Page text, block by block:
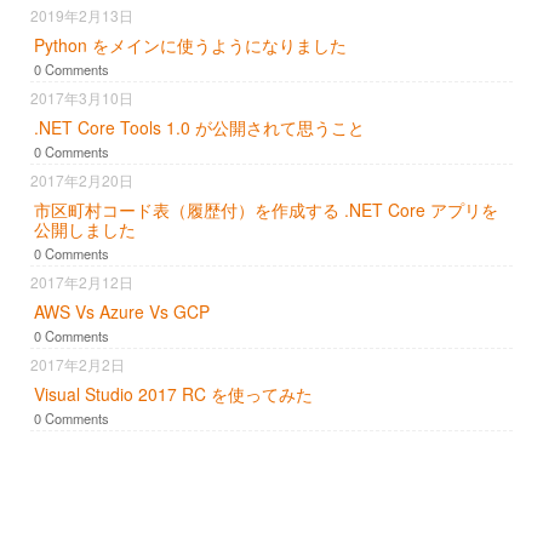
2019年2月13日
Python をメインに使うようになりました
0 Comments
2017年3月10日
.NET Core Tools 1.0 が公開されて思うこと
0 Comments
2017年2月20日
市区町村コード表（履歴付）を作成する .NET Core アプリを
公開しました
0 Comments
2017年2月12日
AWS Vs Azure Vs GCP
0 Comments
2017年2月2日
Visual Studio 2017 RC を使ってみた
0 Comments